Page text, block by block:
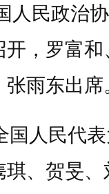
民政治协
开，罗富
张雨东出席
人民代表
、贺旻